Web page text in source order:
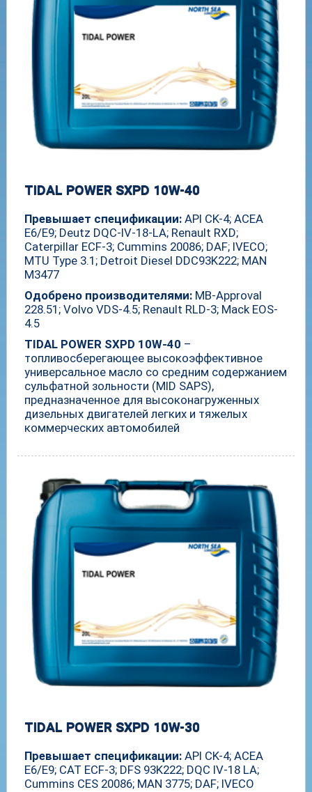
TIDAL POWER SXPD 10W-40
Превышает спецификации:API CK-4; ACEA
E6/E9; Deutz DQC-IV-18-LA; Renault RXD;
Caterpillar ECF-3; Cummins 20086; DAF; IVECO;
MTU Type 3.1; Detroit Diesel DDC93K222; MAN
M3477
Одобрено производителями:MB-Approval
228.51; Volvo VDS-4.5; Renault RLD-3; Mack EOS-
4.5
TIDAL POWER SXPD 10W-40 –
топливосберегающее высокоэффективное
универсальное масло со средним содержанием
сульфатной зольности (MID SAPS),
предназначенное для высоконагруженных
дизельных двигателей легких и тяжелых
коммерческих автомобилей
TIDAL POWER SXPD 10W-30
Превышает спецификации:API CK-4; ACEA
E6/E9; CAT ECF-3; DFS 93K222; DQC IV-18 LA;
Cummins CES 20086; MAN 3775; DAF; IVECO